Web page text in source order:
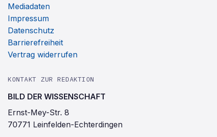
Mediadaten
Impressum
Datenschutz
Barrierefreiheit
Vertrag widerrufen
KONTAKT ZUR REDAKTION
BILD DER WISSENSCHAFT
Ernst-Mey-Str. 8
70771 Leinfelden-Echterdingen